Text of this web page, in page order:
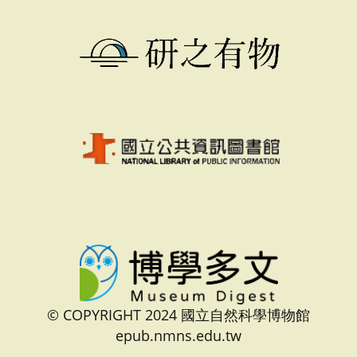
© COPYRIGHT 2024 國立自然科學博物館
epub.nmns.edu.tw